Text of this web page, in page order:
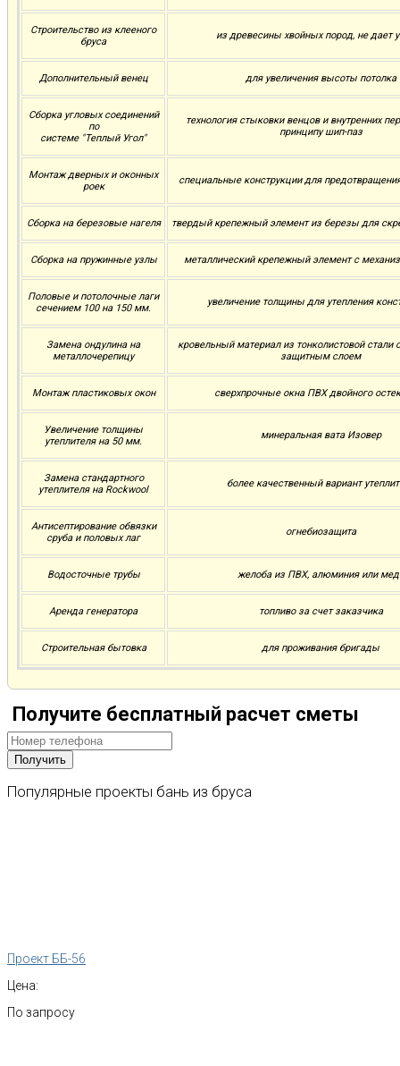
Строительство из клееного
бруса
из древесины хвойных пород, не дает
Дополнительный венец для увеличения высоты потолка
Сборка угловых соединений
по
системе "Теплый Угол"
технология стыковки венцов и внутренних
принципу шип-паз
Монтаж дверных и оконных
роек
специальные конструкции для
Сборка на березовые нагеля твердый крепежный элемент из березы для
Сборка на пружинные узлы металлический крепежный элемент с
Половые и потолочные лаги
сечением 100 на 150 мм.
увеличение толщины для утепления
Замена ондулина на
металлочерепицу
кровельный материал из тонколистовой
защитным слоем
Монтаж пластиковых окон сверхпрочные окна ПВХ двойного
Увеличение толщины
утеплителя на 50 мм.
минеральная вата Изовер
Замена стандартного
утеплителя на Rockwool
более качественный вариант
Антисептирование обвязки
сруба и половых лаг
огнебиозащита
Водосточные трубы желоба из ПВХ, алюминия или
Аренда генератора топливо за счет заказчика
Строительная бытовка для проживания бригады
Получите бесплатный расчет сметы
Популярные проекты бань из бруса
Проект ББ-56
Цена:
По запросу